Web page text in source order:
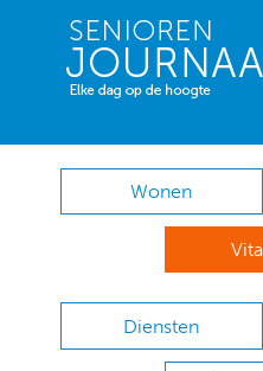
Wonen
Diensten